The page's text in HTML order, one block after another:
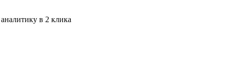
в 2 клика